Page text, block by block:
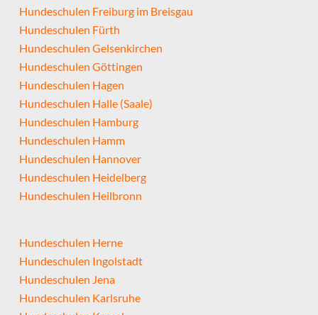
Hundeschulen Freiburg im Breisgau
Hundeschulen Fürth
Hundeschulen Gelsenkirchen
Hundeschulen Göttingen
Hundeschulen Hagen
Hundeschulen Halle (Saale)
Hundeschulen Hamburg
Hundeschulen Hamm
Hundeschulen Hannover
Hundeschulen Heidelberg
Hundeschulen Heilbronn
Hundeschulen Herne
Hundeschulen Ingolstadt
Hundeschulen Jena
Hundeschulen Karlsruhe